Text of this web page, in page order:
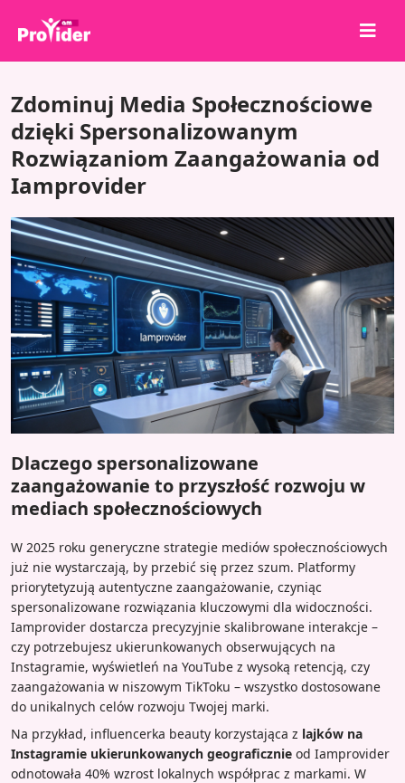
O nas
Zaloguj się
Zarejestruj się
Usługi
API
Warunki
Blog
Zdominuj Media Społecznościowe
dzięki Spersonalizowanym
Rozwiązaniom Zaangażowania od
Iamprovider
Dlaczego spersonalizowane
zaangażowanie to przyszłość rozwoju w
mediach społecznościowych
W 2025 roku generyczne strategie mediów społecznościowych
już nie wystarczają, by przebić się przez szum. Platformy
priorytetyzują autentyczne zaangażowanie, czyniąc
spersonalizowane rozwiązania kluczowymi dla widoczności.
Iamprovider dostarcza precyzyjnie skalibrowane interakcje –
czy potrzebujesz ukierunkowanych obserwujących na
Instagramie, wyświetleń na YouTube z wysoką retencją, czy
zaangażowania w niszowym TikToku – wszystko dostosowane
do unikalnych celów rozwoju Twojej marki.
Na przykład, influencerka beauty korzystająca z lajków na
Instagramie ukierunkowanych geograficznie od Iamprovider
odnotowała 40% wzrost lokalnych współprac z markami. W